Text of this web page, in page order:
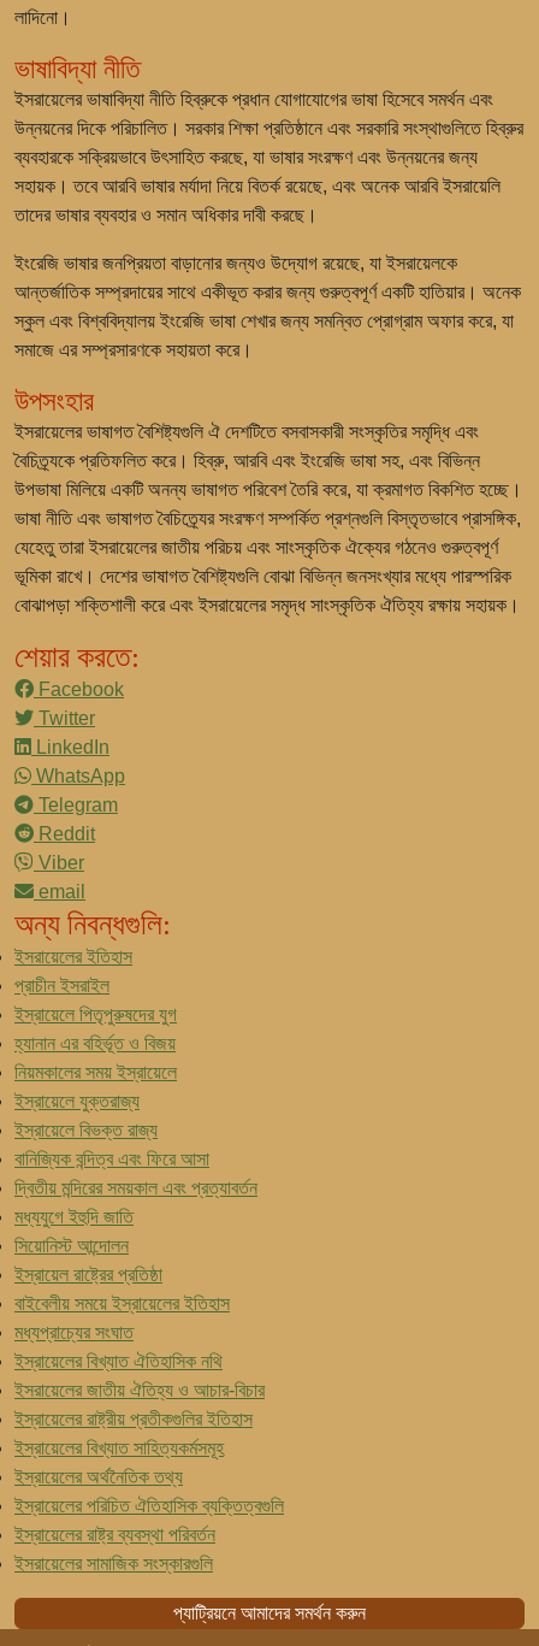
লাদিনো।
ভাষাবিদ্যা নীতি
ইসরায়েলের ভাষাবিদ্যা নীতি হিব্রুকে প্রধান যোগাযোগের ভাষা হিসেবে সমর্থন এবং
উন্নয়নের দিকে পরিচালিত। সরকার শিক্ষা প্রতিষ্ঠানে এবং সরকারি সংস্থাগুলিতে হিব্রুর
ব্যবহারকে সক্রিয়ভাবে উৎসাহিত করছে, যা ভাষার সংরক্ষণ এবং উন্নয়নের জন্য
সহায়ক। তবে আরবি ভাষার মর্যাদা নিয়ে বিতর্ক রয়েছে, এবং অনেক আরবি ইসরায়েলি
তাদের ভাষার ব্যবহার ও সমান অধিকার দাবী করছে।
ইংরেজি ভাষার জনপ্রিয়তা বাড়ানোর জন্যও উদ্যোগ রয়েছে, যা ইসরায়েলকে
আন্তর্জাতিক সম্প্রদায়ের সাথে একীভূত করার জন্য গুরুত্বপূর্ণ একটি হাতিয়ার। অনেক
স্কুল এবং বিশ্ববিদ্যালয় ইংরেজি ভাষা শেখার জন্য সমন্বিত প্রোগ্রাম অফার করে, যা
সমাজে এর সম্প্রসারণকে সহায়তা করে।
উপসংহার
ইসরায়েলের ভাষাগত বৈশিষ্ট্যগুলি ঐ দেশটিতে বসবাসকারী সংস্কৃতির সমৃদ্ধি এবং
বৈচিত্র্যকে প্রতিফলিত করে। হিব্রু, আরবি এবং ইংরেজি ভাষা সহ, এবং বিভিন্ন
উপভাষা মিলিয়ে একটি অনন্য ভাষাগত পরিবেশ তৈরি করে, যা ক্রমাগত বিকশিত হচ্ছে।
ভাষা নীতি এবং ভাষাগত বৈচিত্র্যের সংরক্ষণ সম্পর্কিত প্রশ্নগুলি বিস্তৃতভাবে প্রাসঙ্গিক,
যেহেতু তারা ইসরায়েলের জাতীয় পরিচয় এবং সাংস্কৃতিক ঐক্যের গঠনেও গুরুত্বপূর্ণ
ভূমিকা রাখে। দেশের ভাষাগত বৈশিষ্ট্যগুলি বোঝা বিভিন্ন জনসংখ্যার মধ্যে পারস্পরিক
বোঝাপড়া শক্তিশালী করে এবং ইসরায়েলের সমৃদ্ধ সাংস্কৃতিক ঐতিহ্য রক্ষায় সহায়ক।
শেয়ার করতে:
Facebook
Twitter
LinkedIn
WhatsApp
Telegram
Reddit
Viber
email
অন্য নিবন্ধগুলি:
ইসরায়েলের ইতিহাস
প্রাচীন ইসরাইল
ইস্রায়েলে পিতৃপুরুষদের যুগ
হ্যানান এর বহির্ভূত ও বিজয়
নিয়মকালের সময় ইস্রায়েলে
ইস্রায়েলে যুক্তরাজ্য
ইস্রায়েলে বিভক্ত রাজ্য
বানিজ্যিক বন্দিত্ব এবং ফিরে আসা
দ্বিতীয় মন্দিরের সময়কাল এবং প্রত্যাবর্তন
মধ্যযুগে ইহুদি জাতি
সিয়োনিস্ট আন্দোলন
ইস্রায়েল রাষ্ট্রের প্রতিষ্ঠা
বাইবেলীয় সময়ে ইস্রায়েলের ইতিহাস
মধ্যপ্রাচ্যের সংঘাত
ইস্রায়েলের বিখ্যাত ঐতিহাসিক নথি
ইসরায়েলের জাতীয় ঐতিহ্য ও আচার-বিচার
ইস্রায়েলের রাষ্ট্রীয় প্রতীকগুলির ইতিহাস
ইস্রায়েলের বিখ্যাত সাহিত্যকর্মসমূহ
ইস্রায়েলের অর্থনৈতিক তথ্য
ইস্রায়েলের পরিচিত ঐতিহাসিক ব্যক্তিত্বগুলি
ইস্রায়েলের রাষ্ট্র ব্যবস্থা পরিবর্তন
ইসরায়েলের সামাজিক সংস্কারগুলি
প্যাট্রিয়নে আমাদের সমর্থন করুন